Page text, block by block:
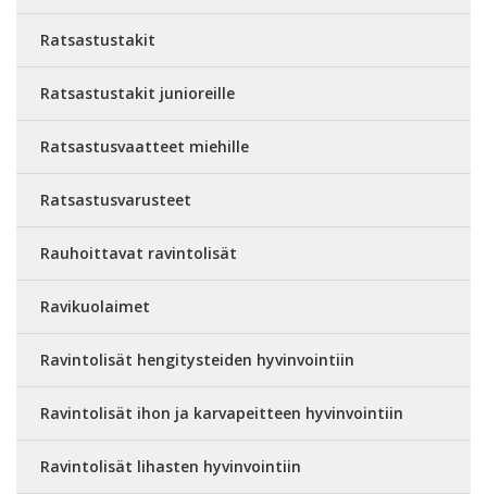
Ratsastustakit
Ratsastustakit junioreille
Ratsastusvaatteet miehille
Ratsastusvarusteet
Rauhoittavat ravintolisät
Ravikuolaimet
Ravintolisät hengitysteiden hyvinvointiin
Ravintolisät ihon ja karvapeitteen hyvinvointiin
Ravintolisät lihasten hyvinvointiin